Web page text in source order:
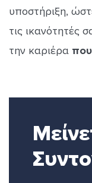
υποστήριξη,
τις ικανότητές
την καριέρα που